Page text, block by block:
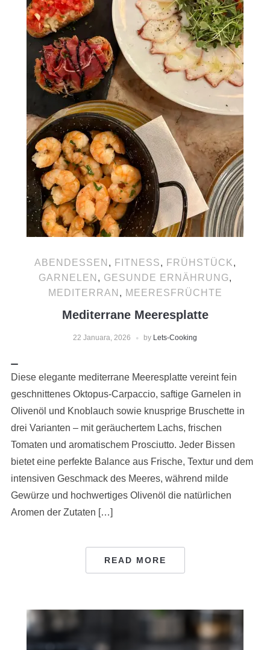
ABENDESSEN , FITNESS, FRÜHSTÜCK,
GARNELEN , GESUNDE ERNÄHRUNG,
MEDITERRAN , MEERESFRÜCHTE
Mediterrane Meeresplatte
22 Januara, 2026 by Lets-Cooking
Diese elegante mediterrane Meeresplatte vereint fein
geschnittenes Oktopus-Carpaccio, saftige Garnelen in
Olivenöl und Knoblauch sowie knusprige Bruschette in
drei Varianten – mit geräuchertem Lachs, frischen
Tomaten und aromatischem Prosciutto. Jeder Bissen
bietet eine perfekte Balance aus Frische, Textur und dem
intensiven Geschmack des Meeres, während milde
Gewürze und hochwertiges Olivenöl die natürlichen
Aromen der Zutaten […]
READ MORE